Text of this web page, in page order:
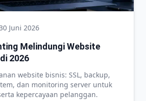
Juni 2026
Melindungi Website
2026
website bisnis: SSL, backup,
dan monitoring server untuk
kepercayaan pelanggan.